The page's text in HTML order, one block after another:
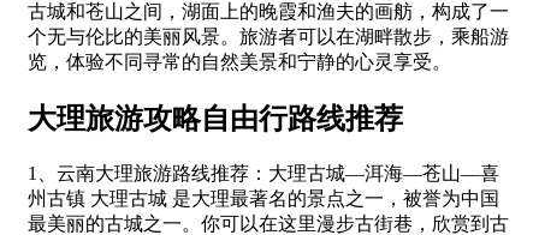
古城和苍山之间，湖面上的晚霞和渔夫的画舫，构成了一
个无与伦比的美丽风景。旅游者可以在湖畔散步，乘船游
览，体验不同寻常的自然美景和宁静的心灵享受。
大理旅游攻略自由行路线推荐
1、云南大理旅游路线推荐：大理古城—洱海—苍山—喜
州古镇 大理古城 是大理最著名的景点之一，被誉为中国
最美丽的古城之一。你可以在这里漫步古街巷，欣赏到古